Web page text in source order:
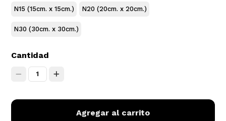
N15 (15cm. x 15cm.) N20 (20cm. x 20cm.)
N30 (30cm. x 30cm.)
Cantidad
1
Agregar al carrito